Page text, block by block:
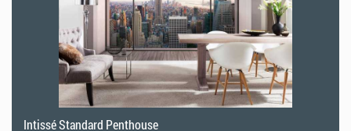
Intissé Standard Penthouse